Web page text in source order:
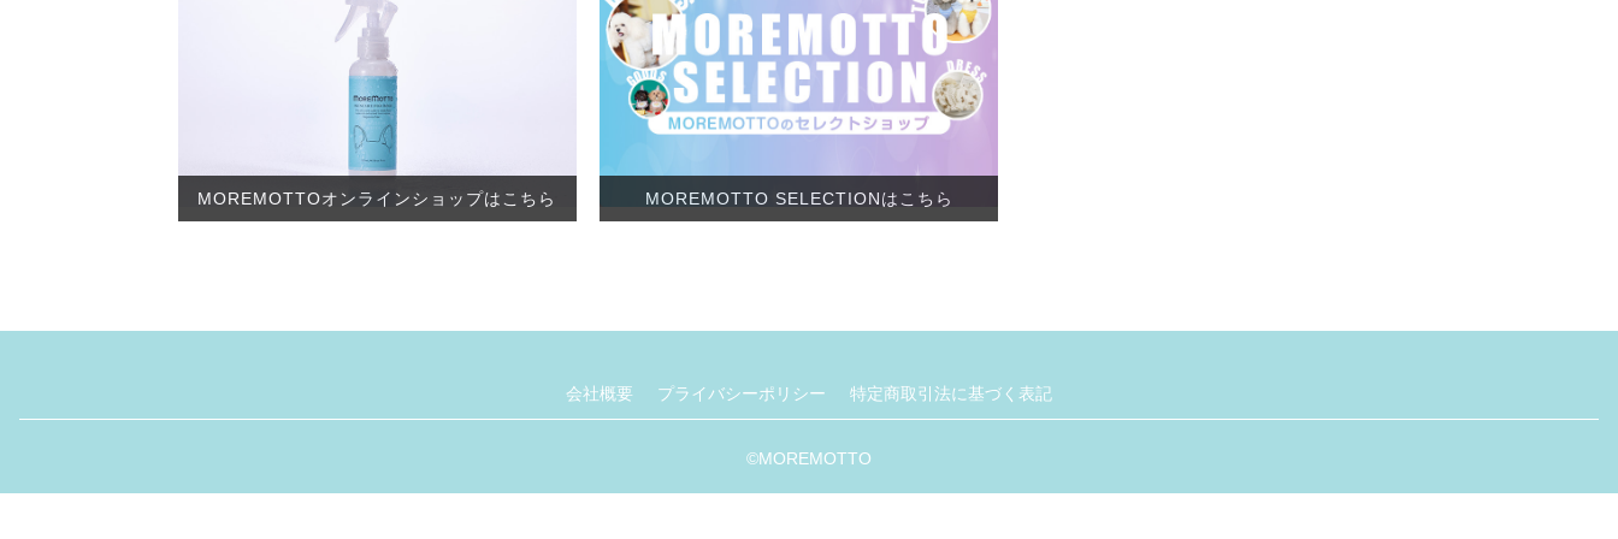
MOREMOTTOオンラインショップはこちら MOREMOTTO SELECTIONはこちら
会社概要 プライバシーポリシー 特定商取引法に基づく表記
©︎MOREMOTTO